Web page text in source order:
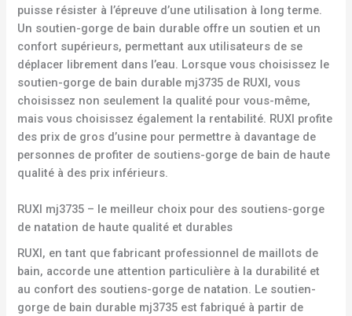
puisse résister à l’épreuve d’une utilisation à long terme.
Un soutien-gorge de bain durable offre un soutien et un
confort supérieurs, permettant aux utilisateurs de se
déplacer librement dans l’eau. Lorsque vous choisissez le
soutien-gorge de bain durable mj3735 de RUXI, vous
choisissez non seulement la qualité pour vous-même,
mais vous choisissez également la rentabilité. RUXI profite
des prix de gros d’usine pour permettre à davantage de
personnes de profiter de soutiens-gorge de bain de haute
qualité à des prix inférieurs.
RUXI mj3735 – le meilleur choix pour des soutiens-gorge
de natation de haute qualité et durables
RUXI, en tant que fabricant professionnel de maillots de
bain, accorde une attention particulière à la durabilité et
au confort des soutiens-gorge de natation. Le soutien-
gorge de bain durable mj3735 est fabriqué à partir de